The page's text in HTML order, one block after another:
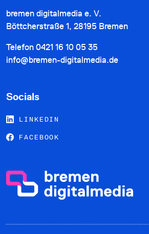
bremen digitalmedia e. V.
Böttcherstraße 1, 28195 Bremen
Telefon 0421 16 10 05 35
info@bremen-digitalmedia.de
Socials
LINKEDIN
FACEBOOK